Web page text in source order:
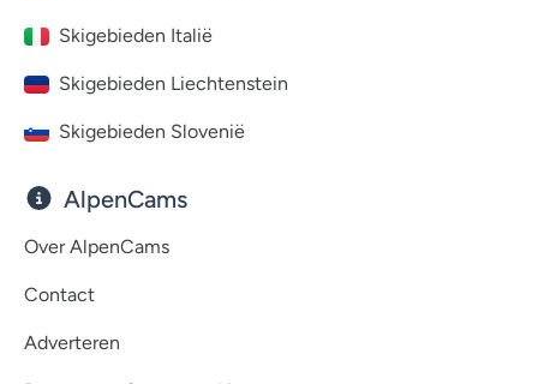
Skigebieden Italië
Skigebieden Liechtenstein
Skigebieden Slovenië
AlpenCams
Over AlpenCams
Contact
Adverteren